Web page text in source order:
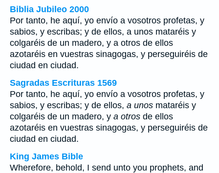
Biblia Jubileo 2000
Por tanto, he aquí, yo envío a vosotros profetas, y
sabios, y escribas; y de ellos, a unos mataréis y
colgaréis de un madero, y a otros de ellos
azotaréis en vuestras sinagogas, y perseguiréis de
ciudad en ciudad.
Sagradas Escrituras 1569
Por tanto, he aquí, yo envío a vosotros profetas, y
sabios, y escribas; y de ellos, a unos mataréis y
colgaréis de un madero, y a otros de ellos
azotaréis en vuestras sinagogas, y perseguiréis de
ciudad en ciudad.
King James Bible
Wherefore, behold, I send unto you prophets, and